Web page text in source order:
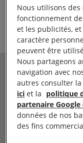
son arrestation
de drogue. Ces
recours à la
VOICI
Nous utilisons
fonctionnement
et les publicités,
caractère
peuvent être
Nous partageons
navigation avec
autres consulter la
ici et la politique
partenaire
données de nos
des fins